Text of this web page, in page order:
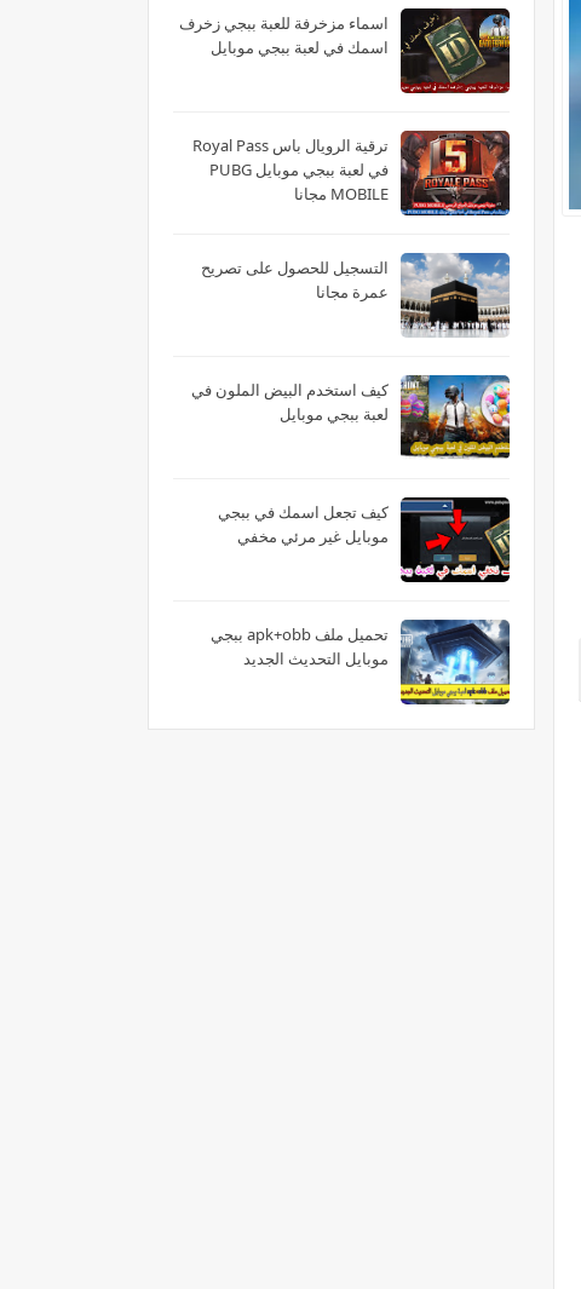
اسماء مزخرفة للعبة ببجي زخرف
اسمك في لعبة ببجي موبايل
ترقية الرويال باس Royal Pass
في لعبة ببجي موبايل PUBG
MOBILE مجانا
التسجيل للحصول على تصريح
عمرة مجانا
كيف استخدم البيض الملون في
لعبة ببجي موبايل
كيف تجعل اسمك في ببجي
موبايل غير مرئي مخفي
تحميل ملف apk+obb ببجي
موبايل التحديث الجديد